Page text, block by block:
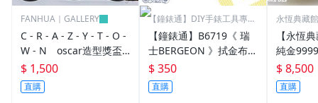
FANHUA｜GALLERY
C - R - A - Z - Y - T - O -
W - N oscar造型獎盃
奧斯卡小金人獎座擺件創
意交換禮物 尾牙活動 企
業學校公司年終頒獎禮物
$ 1,500
直購
【鐘錶通】DIY手錶工具專業
【鐘錶通】B6719《 瑞
士BERGEON 》拭金布/K
金布/金屬亮潔布/古董錶
清潔布├手錶保養/飾品
保養┤
$ 350
直購
永恆典藏
【永恆
純金
50錢 下
禮 喝茶
$ 8,500
直購